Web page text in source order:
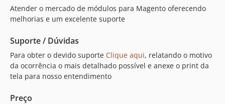
Atender o mercado de módulos para Magento oferecendo
melhorias e um excelente suporte
Suporte / Dúvidas
Para obter o devido suporte Clique aqui, relatando o motivo
da ocorrência o mais detalhado possível e anexe o print da
tela para nosso entendimento
Preço